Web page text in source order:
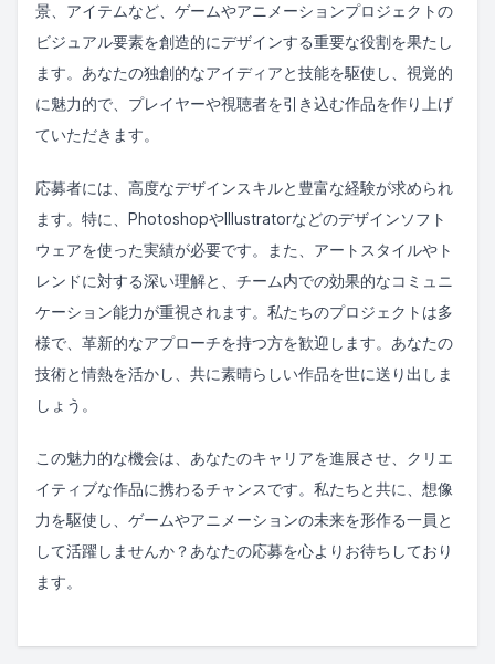
景、アイテムなど、ゲームやアニメーションプロジェクトの
ビジュアル要素を創造的にデザインする重要な役割を果たし
ます。あなたの独創的なアイディアと技能を駆使し、視覚的
に魅力的で、プレイヤーや視聴者を引き込む作品を作り上げ
ていただきます。
応募者には、高度なデザインスキルと豊富な経験が求められ
ます。特に、PhotoshopやIllustratorなどのデザインソフト
ウェアを使った実績が必要です。また、アートスタイルやト
レンドに対する深い理解と、チーム内での効果的なコミュニ
ケーション能力が重視されます。私たちのプロジェクトは多
様で、革新的なアプローチを持つ方を歓迎します。あなたの
技術と情熱を活かし、共に素晴らしい作品を世に送り出しま
しょう。
この魅力的な機会は、あなたのキャリアを進展させ、クリエ
イティブな作品に携わるチャンスです。私たちと共に、想像
力を駆使し、ゲームやアニメーションの未来を形作る一員と
して活躍しませんか？あなたの応募を心よりお待ちしており
ます。